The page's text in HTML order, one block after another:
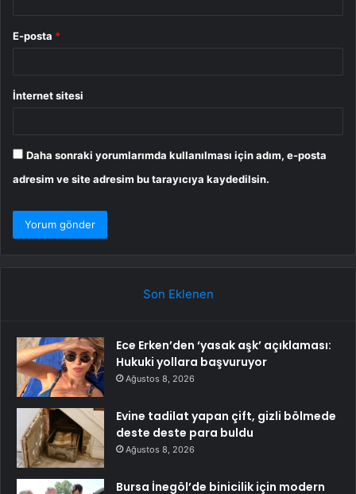
E-posta *
İnternet sitesi
Daha sonraki yorumlarımda kullanılması için adım, e-posta
adresim ve site adresim bu tarayıcıya kaydedilsin.
Son Eklenen
Ece Erken’den ‘yasak aşk’ açıklaması:
Hukuki yollara başvuruyor
Ağustos 8, 2026
Evine tadilat yapan çift, gizli bölmede
deste deste para buldu
Ağustos 8, 2026
Bursa İnegöl’de binicilik için modern